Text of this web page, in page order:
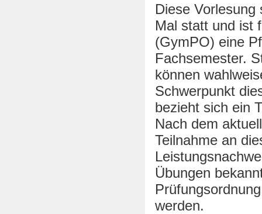
Diese
Mal statt und ist
(GymPO) eine
Fachsemester.
können
Schwerpunkt
bezieht sich ein
Nach dem
Teilnahme an
Übungen
werden.